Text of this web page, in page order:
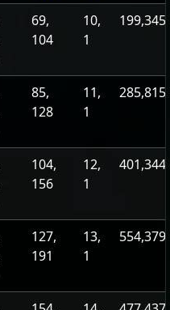
69,
104
10,
1
199,345
85,
128
11,
1
285,815
104,
156
12,
1
401,344
127,
191
13,
1
554,379